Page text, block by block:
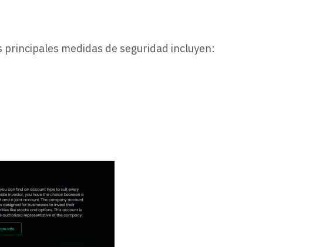
medidas de seguridad incluyen: